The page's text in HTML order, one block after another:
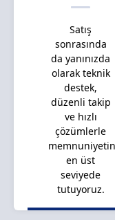
Satış
sonrasında
da yanınızda
olarak teknik
destek,
düzenli takip
ve hızlı
çözümlerle
en üst
seviyede
tutuyoruz.